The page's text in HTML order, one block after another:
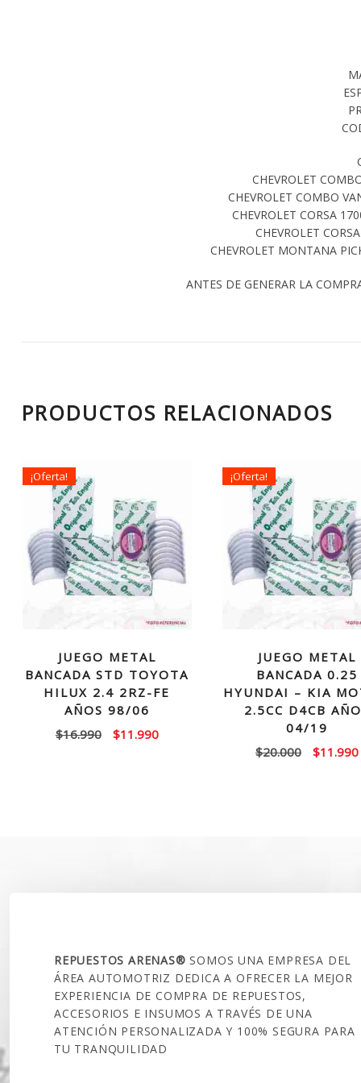
CHEVROLET
CHEVROLET COMBO
CHEVROLET CORSA
CHEVROLET
CHEVROLET MONTANA
ANTES DE GENERAR LA
PRODUCTOS RELACIONADOS
¡Oferta!
JUEGO METAL
BANCADA STD TOYOTA
HILUX 2.4 2RZ-FE
AÑOS 98/06
$16.990
El
$11.990El
¡Oferta!
JUEGO METAL
BANCADA 0.25
HYUNDAI – KIA
2.5CC D4CB
04/19
$20.000
El
$11.990
REPUESTOS ARENAS®SOMOS UNA EMPRESA DEL
ÁREA AUTOMOTRIZ DEDICA A OFRECER LA MEJOR
EXPERIENCIA DE COMPRA DE REPUESTOS,
ACCESORIOS E INSUMOS A TRAVÉS DE UNA
ATENCIÓN PERSONALIZADA Y 100% SEGURA PARA
TU TRANQUILIDAD